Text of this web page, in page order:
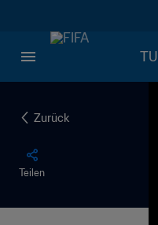
Zurück
Teilen